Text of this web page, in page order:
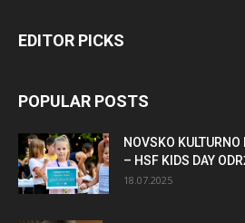
EDITOR PICKS
POPULAR POSTS
NOVSKO
– HSF KIDS DAY
18.07.2025